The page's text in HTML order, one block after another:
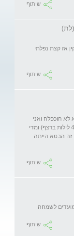
שיתוף
אז קצת נפלתי
שיתוף
הוכפלה ואני
ממש סובלת מבעיות שיה ( יכולה לא להרדם 4 לילות ברצף) ומדי
זה הבטא הייתה
שיתוף
לשמחה
שיתוף